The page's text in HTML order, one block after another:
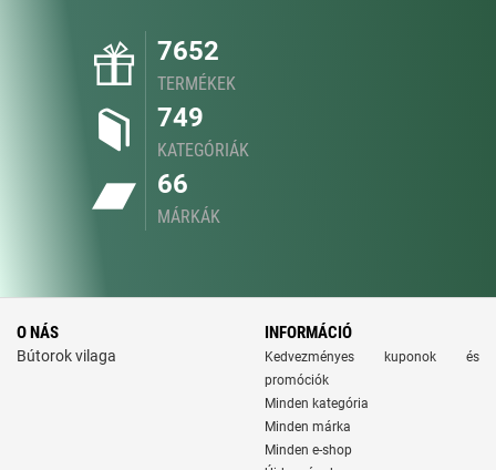
7652
TERMÉKEK
749
KATEGÓRIÁK
66
MÁRKÁK
O NÁS
Bútorok vilaga
INFORMÁCIÓ
Kedvezményes kuponok és
promóciók
Minden kategória
Minden márka
Minden e-shop